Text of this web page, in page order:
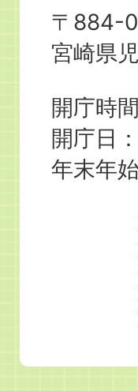
県
木
町
役
場
〒884-
宮崎県
開庁時
開庁日
年末年